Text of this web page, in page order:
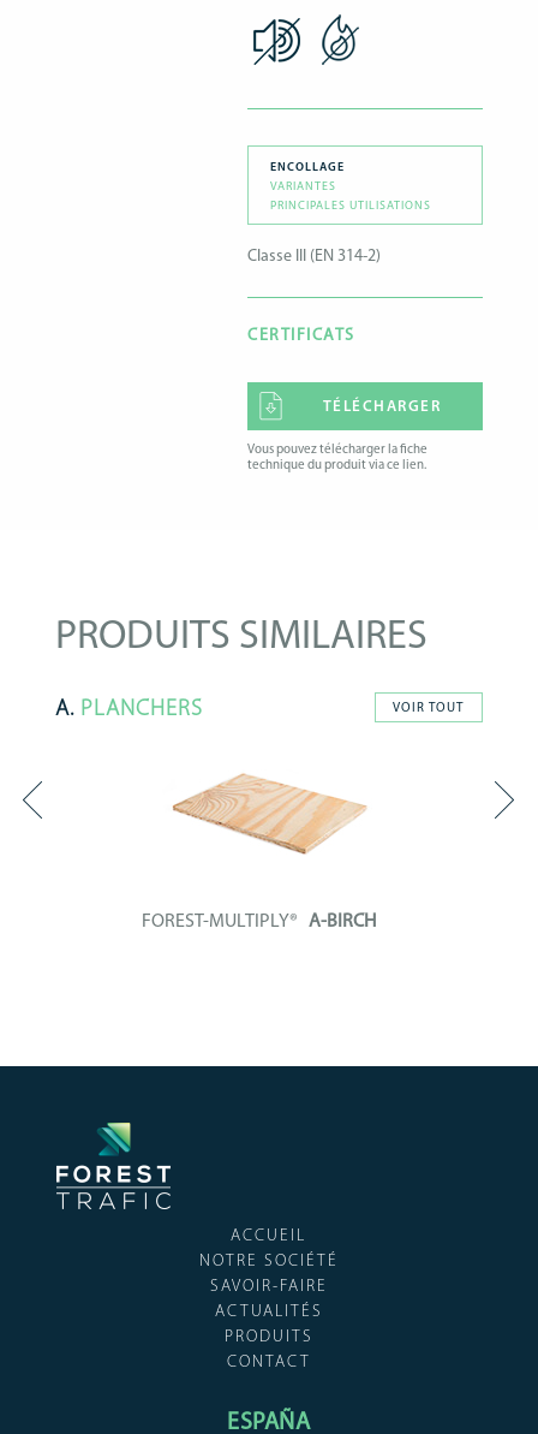
ENCOLLAGE
VARIANTES
PRINCIPALES UTILISATIONS
Classe III (EN 314-2)
CERTIFICATS
TÉLÉCHARGER
Vous pouvez télécharger la fiche
technique du produit via ce lien.
PRODUITS SIMILAIRES
A. PLANCHERS VOIR TOUT
FOREST-MULTIPLY® A-BIRCH
ACCUEIL
NOTRE SOCIÉTÉ
SAVOIR-FAIRE
ACTUALITÉS
PRODUITS
CONTACT
ESPAÑA